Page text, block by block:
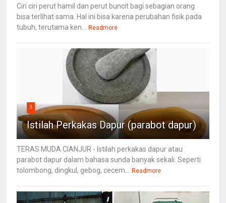
Ciri ciri perut hamil dan perut buncit bagi sebagian orang
bisa terlihat sama. Hal ini bisa karena perubahan fisik pada
tubuh, terutama ken... Readmore
3
Istilah Perkakas Dapur (parabot dapur)
TERAS MUDA CIANJUR - Istilah perkakas dapur atau
parabot dapur dalam bahasa sunda banyak sekali. Seperti
tolombong, dingkul, gebog, cecem... Readmore